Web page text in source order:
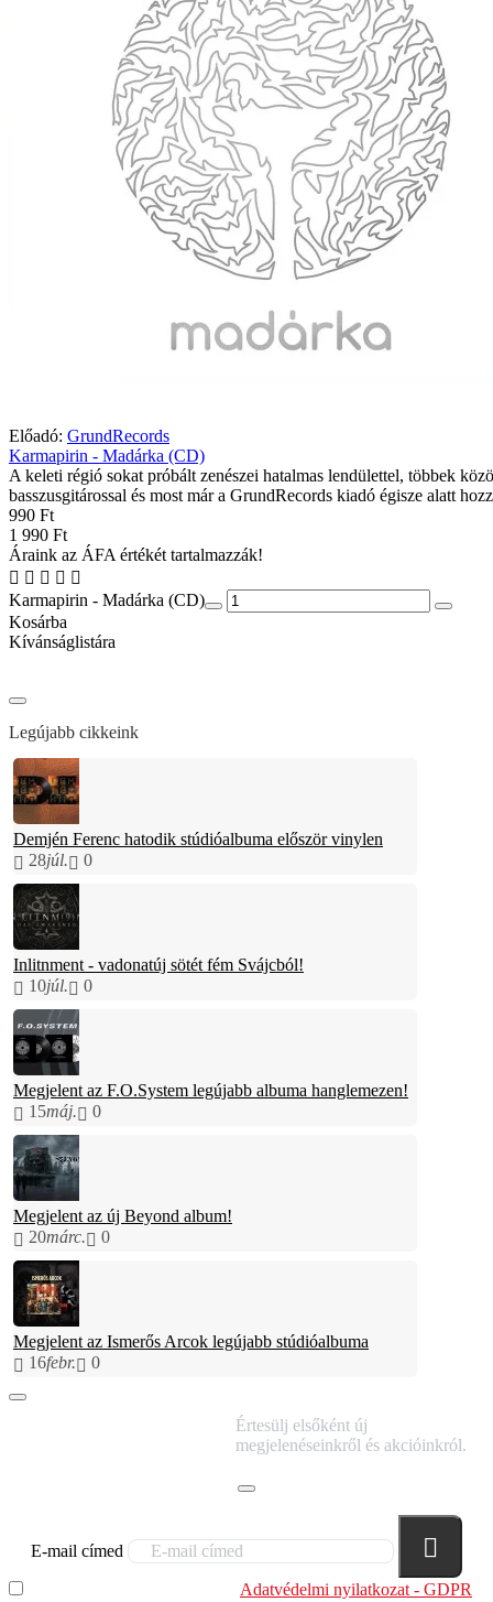
Előadó: GrundRecords
Karmapirin - Madárka (CD)
A keleti régió sokat próbált zenészei hatalmas lendülettel, többek
basszusgitárossal és most már a GrundRecords kiadó égisze alatt
990 Ft
1 990 Ft
Áraink az ÁFA értékét tartalmazzák!
Karmapirin - Madárka (CD)
Kosárba
Kívánságlistára
Legújabb cikkeink
Demjén Ferenc hatodik stúdióalbuma először vinylen
28júl. 0
Inlitnment - vadonatúj sötét fém Svájcból!
10júl. 0
Megjelent az F.O.System legújabb albuma hanglemezen!
15máj. 0
Megjelent az új Beyond album!
20márc. 0
Megjelent az Ismerős Arcok legújabb stúdióalbuma
16febr. 0
Értesülj elsőként új
megjelenéseinkről és akcióinkról.
E-mail címed
Adatvédelmi nyilatkozat - GDPR